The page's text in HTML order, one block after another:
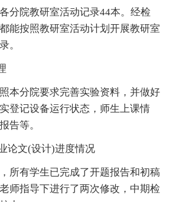
院教研室活动记录44本。经检
能按照教研室活动计划开展教研室
。
分院要求完善实验资料，并做好
登记设备运行状态，师生上课情
告等。
文(设计)进度情况
有学生已完成了开题报告和初稿
师指导下进行了两次修改，中期检